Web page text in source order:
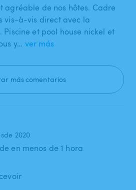
agréable de nos hôtes. Cadre
vis-à-vis direct avec la
et pool house nickel et
y… ver más
más comentarios
2020
en menos de 1 hora